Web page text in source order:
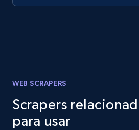
WEB SCRAPERS
Scrapers
para usar